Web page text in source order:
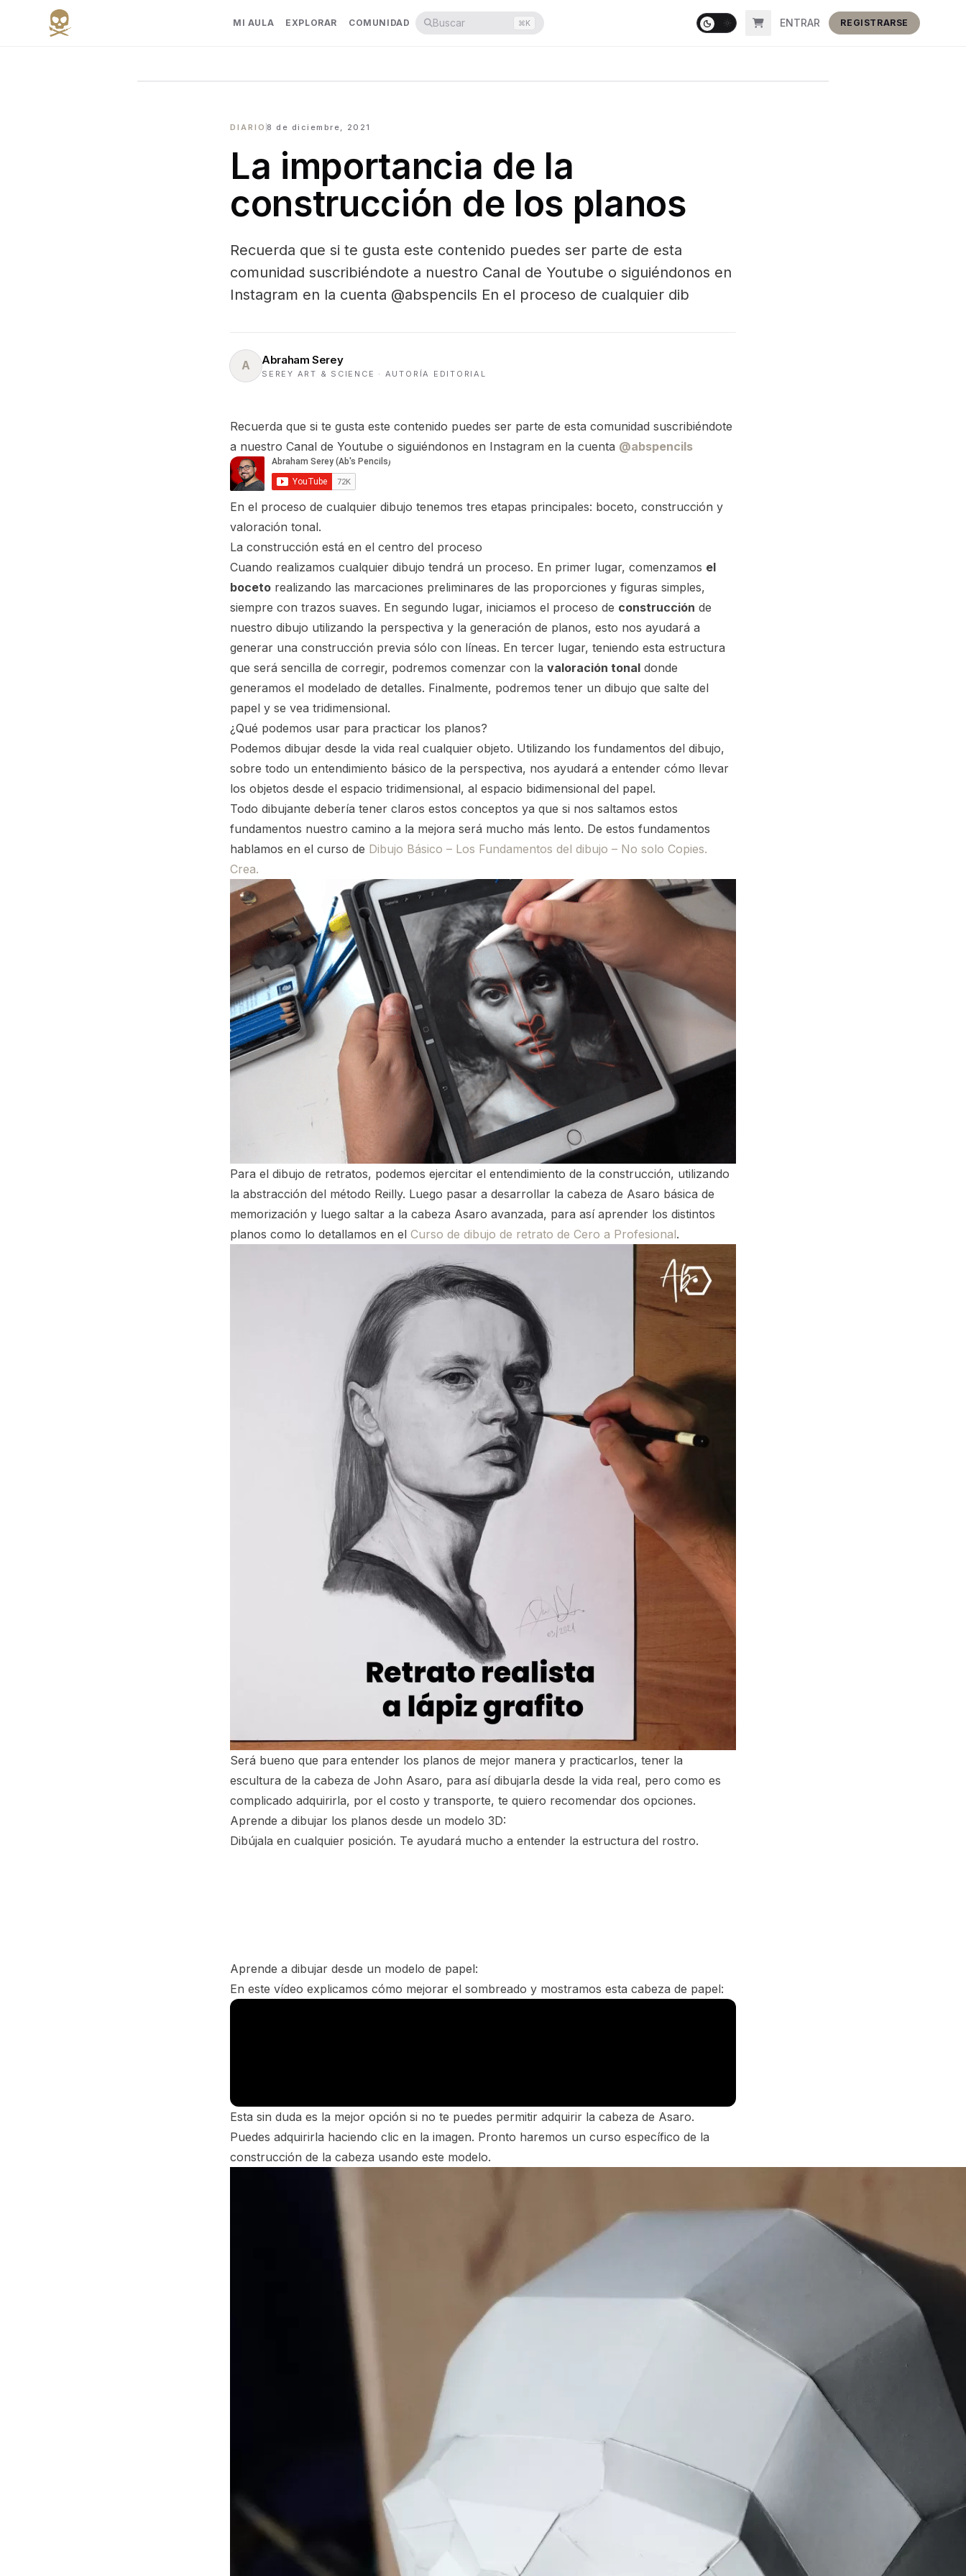
MI AULA EXPLORAR COMUNIDAD Buscar ⌘K ENTRAR REGISTRARSE
DIARIO 8 de diciembre, 2021
La importancia de la
construcción de los planos
Recuerda que si te gusta este contenido puedes ser parte de esta
comunidad suscribiéndote a nuestro Canal de Youtube o siguiéndonos en
Instagram en la cuenta @abspencils En el proceso de cualquier dib
A Abraham Serey
SEREY ART & SCIENCE · AUTORÍA EDITORIAL
Recuerda que si te gusta este contenido puedes ser parte de esta comunidad suscribiéndote
a nuestro Canal de Youtube o siguiéndonos en Instagram en la cuenta @abspencils
En el proceso de cualquier dibujo tenemos tres etapas principales: boceto, construcción y
valoración tonal.
La construcción está en el centro del proceso
Cuando realizamos cualquier dibujo tendrá un proceso. En primer lugar, comenzamos el
boceto realizando las marcaciones preliminares de las proporciones y figuras simples,
siempre con trazos suaves. En segundo lugar, iniciamos el proceso de construcción de
nuestro dibujo utilizando la perspectiva y la generación de planos, esto nos ayudará a
generar una construcción previa sólo con líneas. En tercer lugar, teniendo esta estructura
que será sencilla de corregir, podremos comenzar con la valoración tonal donde
generamos el modelado de detalles. Finalmente, podremos tener un dibujo que salte del
papel y se vea tridimensional.
¿Qué podemos usar para practicar los planos?
Podemos dibujar desde la vida real cualquier objeto. Utilizando los fundamentos del dibujo,
sobre todo un entendimiento básico de la perspectiva, nos ayudará a entender cómo llevar
los objetos desde el espacio tridimensional, al espacio bidimensional del papel.
Todo dibujante debería tener claros estos conceptos ya que si nos saltamos estos
fundamentos nuestro camino a la mejora será mucho más lento. De estos fundamentos
hablamos en el curso de Dibujo Básico – Los Fundamentos del dibujo – No solo Copies.
Crea.
Para el dibujo de retratos, podemos ejercitar el entendimiento de la construcción, utilizando
la abstracción del método Reilly. Luego pasar a desarrollar la cabeza de Asaro básica de
memorización y luego saltar a la cabeza Asaro avanzada, para así aprender los distintos
planos como lo detallamos en el Curso de dibujo de retrato de Cero a Profesional.
Será bueno que para entender los planos de mejor manera y practicarlos, tener la
escultura de la cabeza de John Asaro, para así dibujarla desde la vida real, pero como es
complicado adquirirla, por el costo y transporte, te quiero recomendar dos opciones.
Aprende a dibujar los planos desde un modelo 3D:
Dibújala en cualquier posición. Te ayudará mucho a entender la estructura del rostro.
Aprende a dibujar desde un modelo de papel:
En este vídeo explicamos cómo mejorar el sombreado y mostramos esta cabeza de papel:
Esta sin duda es la mejor opción si no te puedes permitir adquirir la cabeza de Asaro.
Puedes adquirirla haciendo clic en la imagen. Pronto haremos un curso específico de la
construcción de la cabeza usando este modelo.